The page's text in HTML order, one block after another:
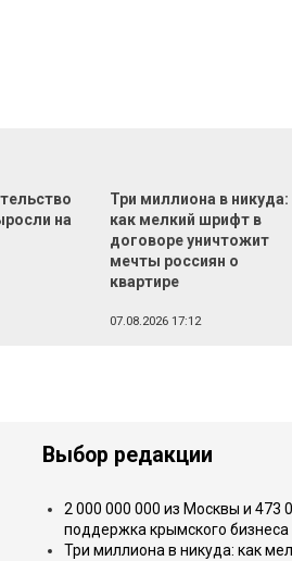
на
Три миллиона в никуда:
как мелкий шрифт в
договоре уничтожит
мечты россиян о
квартире
07.08.2026 17:12
Выбор редакции
2 000 000 000 из Москвы и 473
поддержка крымского бизнеса
Три миллиона в никуда: как